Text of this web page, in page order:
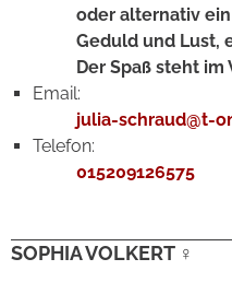
oder alternativ
Geduld und Lust,
Der Spaß steht im
Email:
julia-schraud@t-
Telefon:
015209126575
SOPHIA VOLKERT ♀